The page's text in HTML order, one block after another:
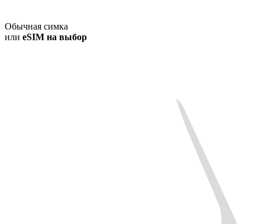
Обычная симка
или eSIM на выбор